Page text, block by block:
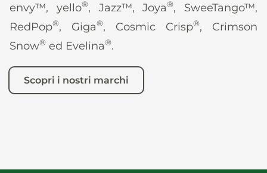
envy™, yello®, Jazz™, Joya®, SweeTango™,
RedPop®, Giga®, Cosmic Crisp®, Crimson
Snow® ed Evelina®.
Scopri i nostri marchi